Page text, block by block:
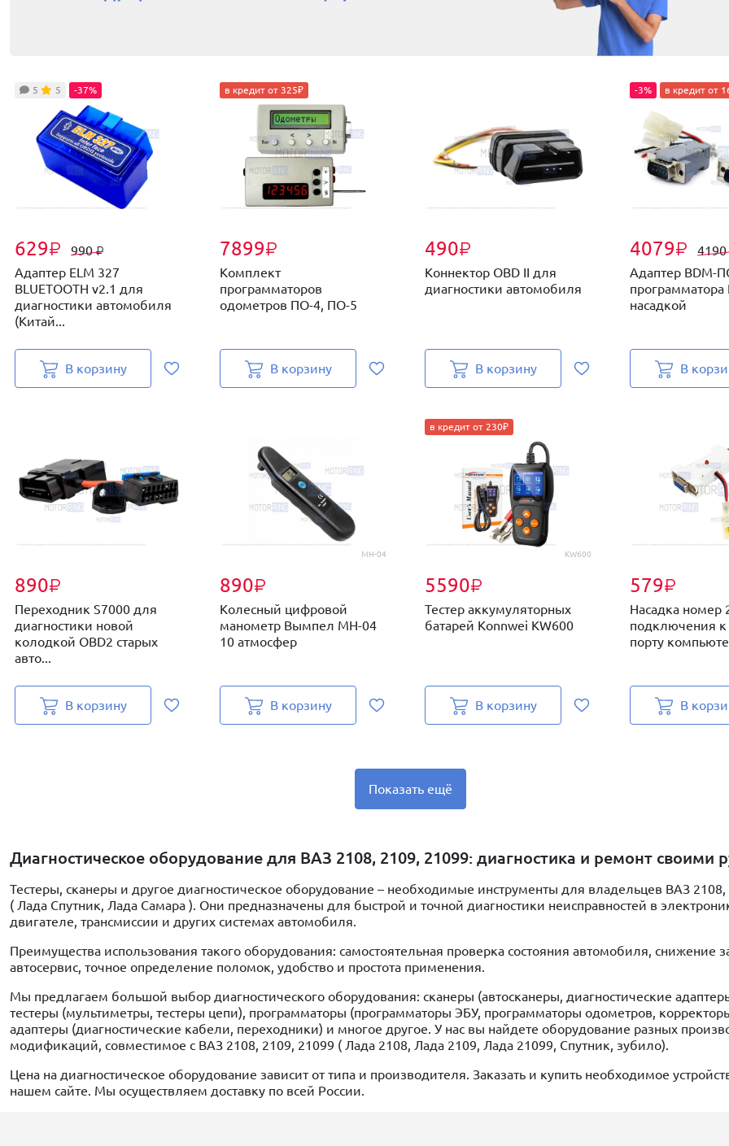
629₽ 990₽
5 5 -37%
Адаптер ELM 327
BLUETOOTH v2.1 для
диагностики автомобиля
(Китай...
В корзину
7899₽
в кредит от 325₽
Комплект
программаторов
одометров ПО-4, ПО-5
В корзину
490₽
Коннектор OBD II для
диагностики автомобиля
В корзину
4079₽ 4190
-3% в кредит от
Адаптер BDM-
программатора
насадкой
В
890₽
Переходник S7000 для
диагностики новой
колодкой OBD2 старых
авто...
В корзину
МН-04
890₽
Колесный цифровой
манометр Вымпел МН-04
10 атмосфер
В корзину
KW600
5590₽
в кредит от 230₽
Тестер аккумуляторных
батарей Konnwei KW600
В корзину
579₽
Насадка номер
подключения к
порту
В
Показать ещё
Диагностическое оборудование для ВАЗ 2108, 2109, 21099: диагностика и ремонт своими
Тестеры, сканеры и другое диагностическое оборудование – необходимые инструменты для владельцев ВАЗ
( Лада Спутник, Лада Самара ). Они предназначены для быстрой и точной диагностики неисправностей в
двигателе, трансмиссии и других системах автомобиля.
Преимущества использования такого оборудования: самостоятельная проверка состояния автомобиля, снижение
автосервис, точное определение поломок, удобство и простота применения.
Мы предлагаем большой выбор диагностического оборудования: сканеры (автосканеры, диагностические
тестеры (мультиметры, тестеры цепи), программаторы (программаторы ЭБУ, программаторы одометров,
адаптеры (диагностические кабели, переходники) и многое другое. У нас вы найдете оборудование разных
модификаций, совместимое с ВАЗ 2108, 2109, 21099 ( Лада 2108, Лада 2109, Лада 21099, Спутник, зубило).
Цена на диагностическое оборудование зависит от типа и производителя. Заказать и купить необходимое
нашем сайте. Мы осуществляем доставку по всей России.